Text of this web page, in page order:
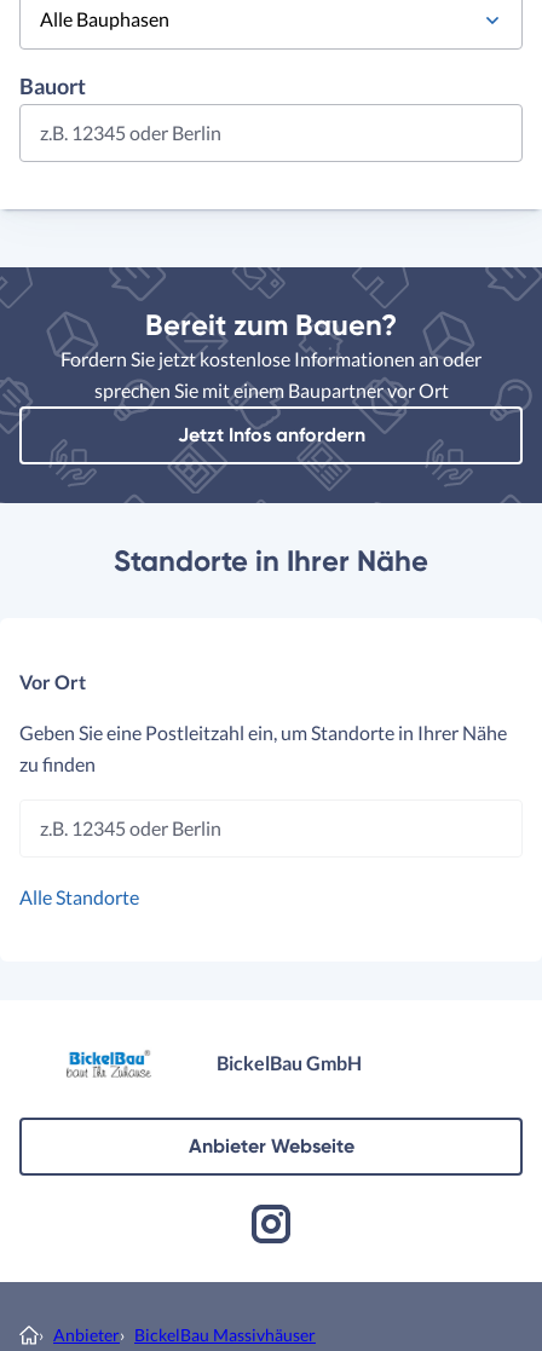
Alle Bauphasen
Bauort
z.B. 12345 oder Berlin
Bereit zum Bauen?
Fordern Sie jetzt kostenlose Informationen an oder
sprechen Sie mit einem Baupartner vor Ort
Jetzt Infos anfordern
Standorte in Ihrer Nähe
Vor Ort
Geben Sie eine Postleitzahl ein, um Standorte in Ihrer Nähe
zu finden
z.B. 12345 oder Berlin
Alle Standorte
BickelBau GmbH
Anbieter Webseite
› Anbieter› BickelBau Massivhäuser